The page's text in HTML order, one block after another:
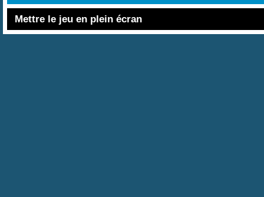
Mettre le jeu en plein écran